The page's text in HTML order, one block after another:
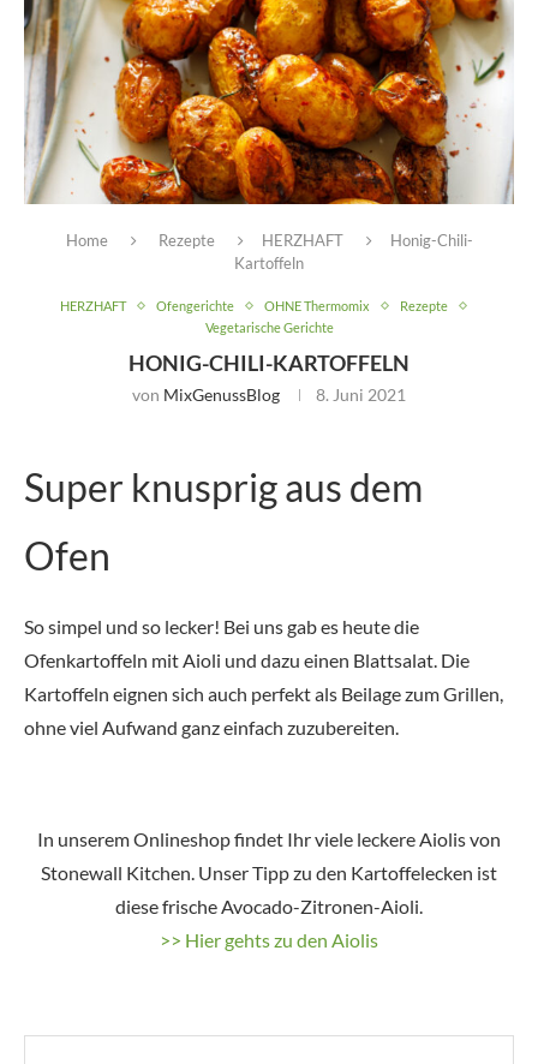
Home Rezepte HERZHAFT
Honig-Chili-
Kartoffeln
HERZHAFT Ofengerichte OHNE Thermomix
Rezepte
Vegetarische Gerichte
HONIG-CHILI-KARTOFFELN
von MixGenussBlog 8. Juni 2021
Super knusprig aus dem
Ofen
So simpel und so lecker! Bei uns gab es heute die
Ofenkartoffeln mit Aioli und dazu einen Blattsalat. Die
Kartoffeln eignen sich auch perfekt als Beilage zum Grillen,
ohne viel Aufwand ganz einfach zuzubereiten.
In unserem Onlineshop findet Ihr viele leckere Aiolis von
Stonewall Kitchen. Unser Tipp zu den Kartoffelecken ist
diese frische Avocado-Zitronen-Aioli.
>> Hier gehts zu den Aiolis